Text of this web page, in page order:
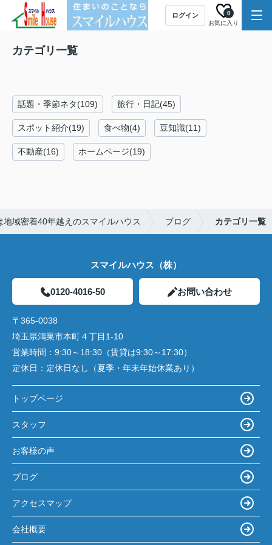
ログイン
お気に入り
0
カテゴリ一覧
話題・季節ネタ(109) 旅行・日記(45)
スポット紹介(19) 食べ物(4) 豆知識(11)
不動産(16) ホームページ(19)
地域密着40年越えのスマイルハウス ブログ カテゴリ一覧
スマイルハウス（株）
0120-4016-50 お問い合わせ
〒365-0038
埼玉県鴻巣市本町４丁目1-10
営業時間： 9:30～18:30（賃貸は9:30～17:30）
定休日： 定休日なし（夏季・年末年始休業あり）
トップページ
スタッフ
お客様の声
ブログ
アクセスマップ
会社概要